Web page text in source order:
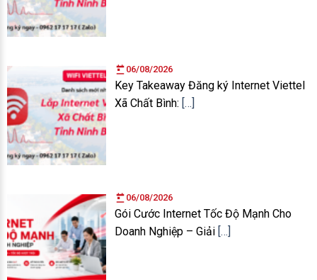
06/08/2026
Key Takeaway Đăng ký Internet Viettel
Xã Chất Bình: […]
06/08/2026
Gói Cước Internet Tốc Độ Mạnh Cho
Doanh Nghiệp – Giải […]